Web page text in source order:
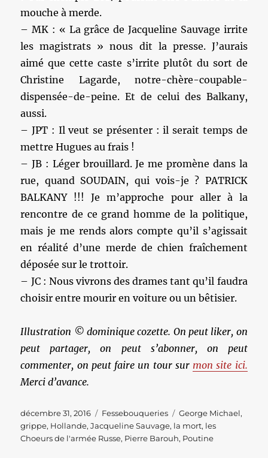
mouche à merde.
– MK : « La grâce de Jacqueline Sauvage irrite
les magistrats » nous dit la presse. J’aurais
aimé que cette caste s’irrite plutôt du sort de
Christine Lagarde, notre-chère-coupable-
dispensée-de-peine. Et de celui des Balkany,
aussi.
– JPT : Il veut se présenter : il serait temps de
mettre Hugues au frais !
– JB : Léger brouillard. Je me promène dans la
rue, quand SOUDAIN, qui vois-je ? PATRICK
BALKANY !!! Je m’approche pour aller à la
rencontre de ce grand homme de la politique,
mais je me rends alors compte qu’il s’agissait
en réalité d’une merde de chien fraîchement
déposée sur le trottoir.
– JC : Nous vivrons des drames tant qu’il faudra
choisir entre mourir en voiture ou un bêtisier.
Illustration © dominique cozette. On peut liker, on
peut partager, on peut s’abonner, on peut
commenter, on peut faire un tour sur mon site ici.
Merci d’avance.
Publié
le
décembre 31, 2016 Catégories
Fessebouqueries Étiquettes
George Michael,
grippe, Hollande,Jacqueline Sauvage, la mort, les
Choeurs de l'armée Russe, Pierre Barouh, Poutine